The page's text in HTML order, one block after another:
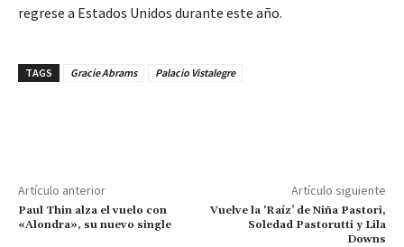
regrese a Estados Unidos durante este año.
TAGS Gracie Abrams Palacio Vistalegre
Artículo anterior
Paul Thin alza el vuelo con
«Alondra», su nuevo single
Artículo siguiente
Vuelve la ‘Raíz’ de Niña Pastori,
Soledad Pastorutti y Lila
Downs